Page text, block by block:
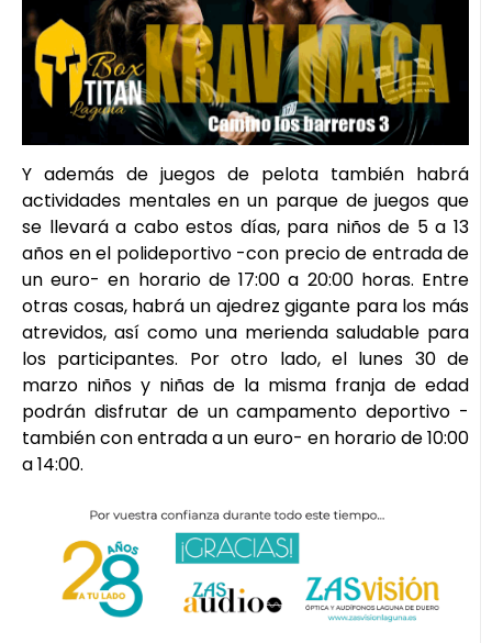
Y además de juegos de pelota también habrá
actividades mentales en un parque de juegos que
se llevará a cabo estos días, para niños de 5 a 13
años en el polideportivo -con precio de entrada de
un euro- en horario de 17:00 a 20:00 horas. Entre
otras cosas, habrá un ajedrez gigante para los más
atrevidos, así como una merienda saludable para
los participantes. Por otro lado, el lunes 30 de
marzo niños y niñas de la misma franja de edad
podrán disfrutar de un campamento deportivo -
también con entrada a un euro- en horario de 10:00
a 14:00.